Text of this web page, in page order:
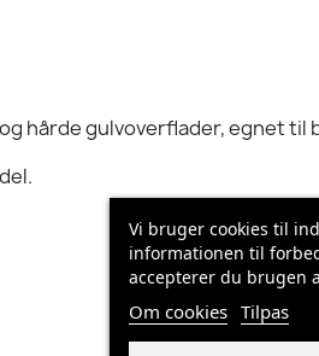
hårde gulvoverflader, egnet til
Vi bruger cookies til
informationen til
accepterer du brugen
Om cookies Tilpas